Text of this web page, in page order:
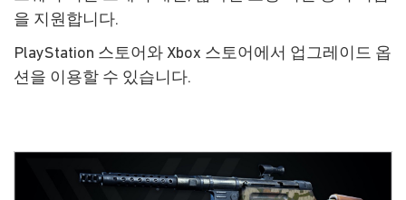
을 지원합니다.
PlayStation 스토어와 Xbox 스토어에서 업그레이드 옵
션을 이용할 수 있습니다.